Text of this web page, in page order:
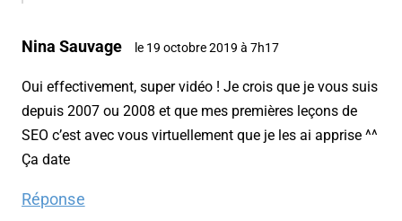
Nina Sauvage le 19 octobre 2019 à 7h17
Oui effectivement, super vidéo ! Je crois que je vous suis
depuis 2007 ou 2008 et que mes premières leçons de
SEO c’est avec vous virtuellement que je les ai apprise ^^
Ça date
Réponse